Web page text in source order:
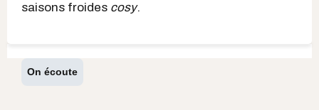
saisons froides cosy.
On écoute